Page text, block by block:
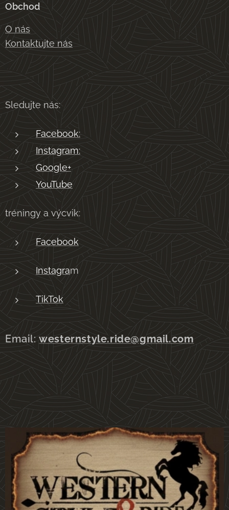
Obchod
O nás
Kontaktujte nás
Sledujte nás:
Facebook:
Instagram:
Google+
YouTube
tréningy a výcvik:
Facebook
Instagram
TikTok
Email:westernstyle.ride@gmail.com